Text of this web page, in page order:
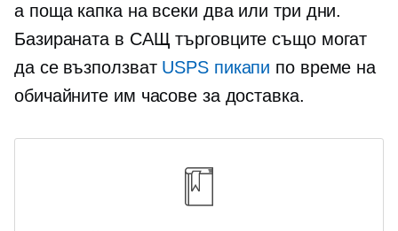
a пощакапка на всеки два или три дни.
Базираната в САЩ търговците също могат
да се възползват USPS пикапи по време на
обичайните им часове за доставка.